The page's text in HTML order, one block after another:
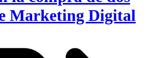
Marketing Digital